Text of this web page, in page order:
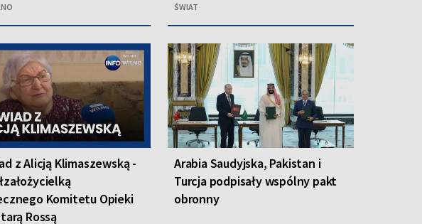
ŚWIAT
z Alicją Klimaszewską -
Komitetu Opieki
Rossą
Arabia Saudyjska, Pakistan i
Turcja podpisały wspólny pakt
obronny